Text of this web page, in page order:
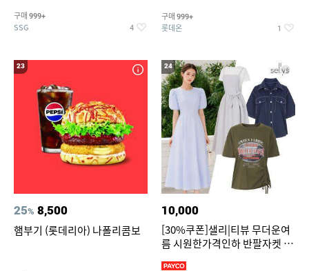
구매 999+
SSG 4
구매 999+
롯데온 1
23
25% 8,500
햄부기 (롯데리아) 나폴리콤보
24
10,000
[30%쿠폰]샐리|티뷰 무더운여
름 시원한가격인하 반팔자켓 1